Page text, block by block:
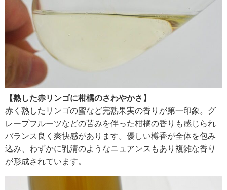
【熟した赤リンゴに柑橘のさわやかさ】
赤く熟したリンゴの蜜など完熟果実の香りが第一印象。グ
レープフルーツなどの苦みを伴った柑橘の香りも感じられ
バランス良く爽快感があります。優しい樽香が全体を包み
込み、わずかに乳清のようなニュアンスもあり複雑な香り
が形成されています。